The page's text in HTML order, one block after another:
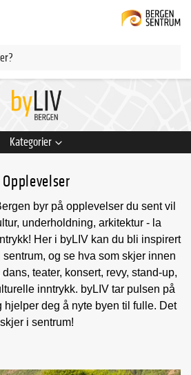
Kategorier
Opplevelser
byr på opplevelser du sent vil
underholdning, arkitektur - la
Her i byLIV kan du bli inspirert
og se hva som skjer innen
teater, konsert, revy, stand-up,
inntrykk. byLIV tar pulsen på
hjelper deg å nyte byen til fulle. Det
skjer i sentrum!